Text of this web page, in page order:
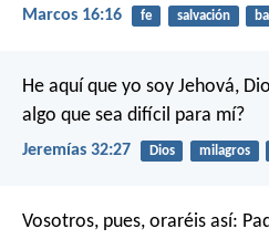
Marcos 16:16 fe salvación
He aquí que yo soy Jehová,
algo que sea difícil para mí?
Jeremías 32:27 Dios milagros
Vosotros, pues, oraréis así: